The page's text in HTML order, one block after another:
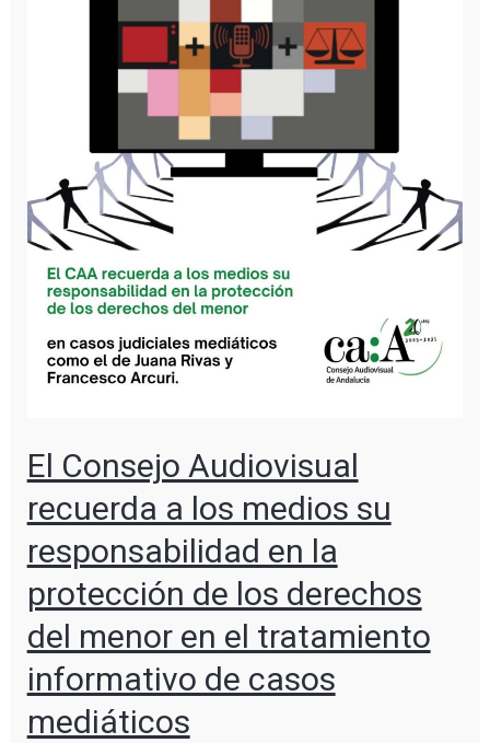
El Consejo Audiovisual
recuerda a los medios su
responsabilidad en la
protección de los derechos
del menor en el tratamiento
informativo de casos
mediáticos